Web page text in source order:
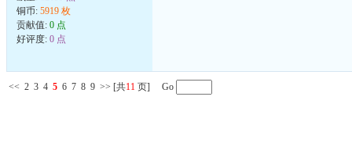
铜币: 5919 枚
贡献值: 0 点
好评度: 0 点
<< 2 3 4 5 6 7 8 9 >> [共11 页] Go